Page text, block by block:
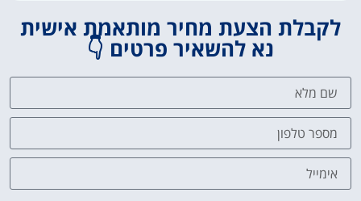
לקבלת הצעת מחיר מותאמת אישית
נא להשאיר פרטים 👇